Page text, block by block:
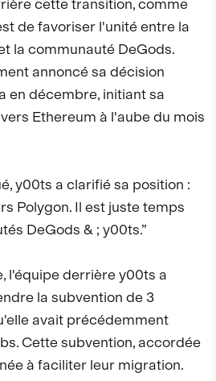
cette transition, comme
de favoriser l'unité entre la
la communauté DeGods.
annoncé sa décision
en décembre, initiant sa
Ethereum à l'aube du mois
y00ts a clarifié sa position :
Polygon. Il est juste temps
DeGods & ; y00ts.”
l'équipe derrière y00ts a
la subvention de 3
avait précédemment
Cette subvention, accordée
à faciliter leur migration.